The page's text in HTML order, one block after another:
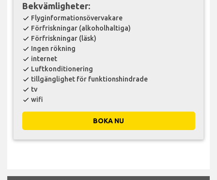
Bekvämligheter:
check Flyginformationsövervakare
check Förfriskningar (alkoholhaltiga)
check Förfriskningar (läsk)
check Ingen rökning
check internet
check Luftkonditionering
check tillgänglighet för funktionshindrade
check tv
check wifi
BOKA NU